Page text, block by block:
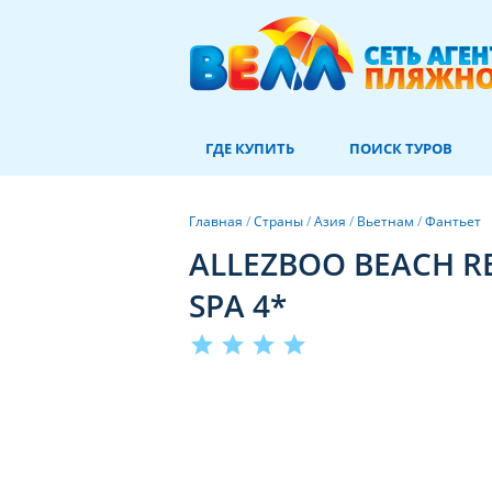
ГДЕ КУПИТЬ ПОИСК ТУРОВ
Главная /Страны/Азия / Вьетнам /Фантьет
ALLEZBOO BEACH
SPA 4*
star star star star